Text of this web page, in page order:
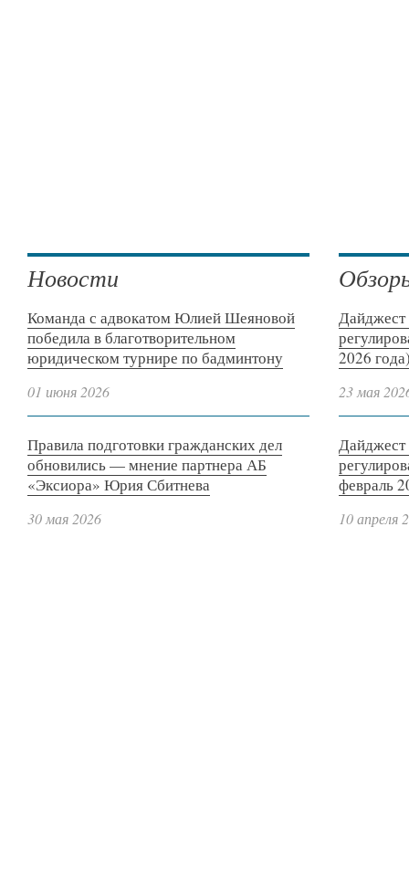
Новости
Команда с адвокатом Юлией Шеяновой
победила в благотворительном
юридическом турнире по бадминтону
01 июня 2026
Правила подготовки гражданских дел
обновились — мнение партнера АБ
«Эксиора» Юрия Сбитнева
30 мая 2026
Дайджест
2026
23 мая
Дайджест
февраль
10 апреля